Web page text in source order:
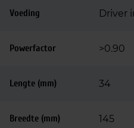
Voeding Driver
Powerfactor >0.90
Lengte (mm) 34
Breedte (mm) 145